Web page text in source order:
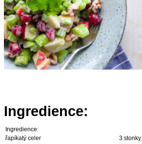
Ingredience:
Ingredience:
řapíkatý celer
3 stonky